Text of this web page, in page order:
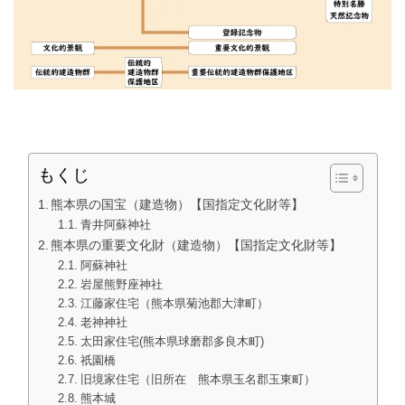
もくじ
熊本県の国宝（建造物）【国指定文化財等】
青井阿蘇神社
熊本県の重要文化財（建造物）【国指定文化財等】
阿蘇神社
岩屋熊野座神社
江藤家住宅（熊本県菊池郡大津町）
老神神社
太田家住宅(熊本県球磨郡多良木町)
祇園橋
旧境家住宅（旧所在 熊本県玉名郡玉東町）
熊本城